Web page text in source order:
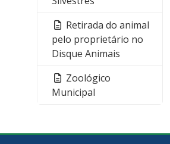
Retirada do animal
pelo proprietário no
Disque Animais
Zoológico
Municipal